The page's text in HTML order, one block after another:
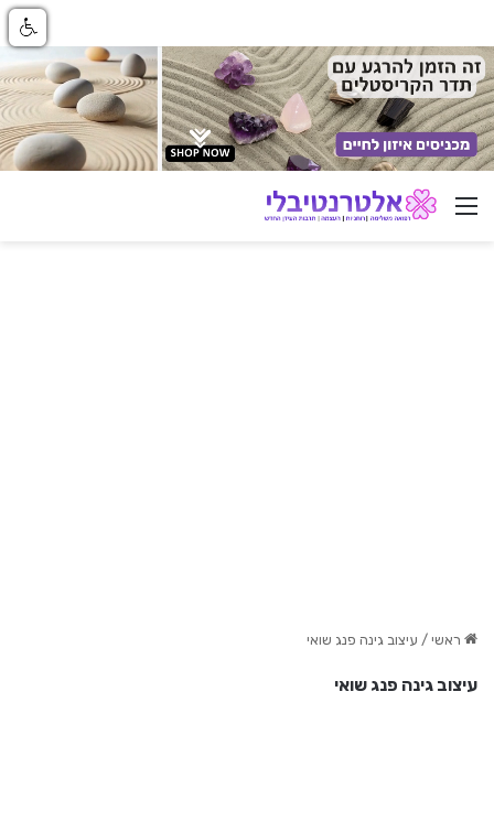
ניווט באתר
ראשי / עיצוב גינה פנג שואי
עיצוב גינה פנג שואי